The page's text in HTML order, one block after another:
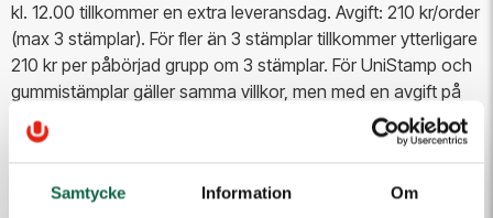
Samtycke Information Om
kl. 12.00 tillkommer en extra leveransdag. Avgift: 210 kr/order
(max 3 stämplar). För fler än 3 stämplar tillkommer ytterligare
210 kr per påbörjad grupp om 3 stämplar. För UniStamp och
gummistämplar gäller samma villkor, men med en avgift på
260 kr. För övriga artiklar gäller leveranstid enligt
produktpärm eller orderbekräftelse.
Säljarens ansvar